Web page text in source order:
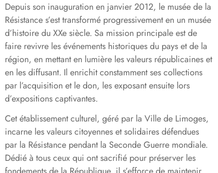
Depuis son inauguration en janvier 2012, le musée de la
Résistance s’est transformé progressivement en un musée
d’histoire du XXe siècle. Sa mission principale est de
faire revivre les événements historiques du pays et de la
région, en mettant en lumière les valeurs républicaines et
en les diffusant. Il enrichit constamment ses collections
par l’acquisition et le don, les exposant ensuite lors
d’expositions captivantes.
Cet établissement culturel, géré par la Ville de Limoges,
incarne les valeurs citoyennes et solidaires défendues
par la Résistance pendant la Seconde Guerre mondiale.
Dédié à tous ceux qui ont sacrifié pour préserver les